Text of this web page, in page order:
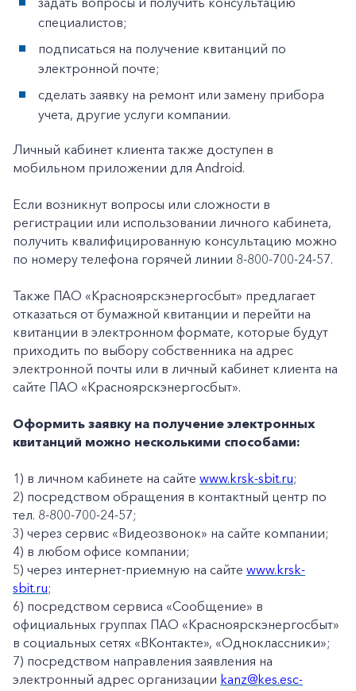
+7-800-700-24-57
Заказать обратный звонок
Частным клиентам
Корпоративным клиентам
специалистов;
подписаться на получение квитанций по
электронной почте;
сделать заявку на ремонт или замену прибора
учета, другие услуги компании.
Личный кабинет клиента также доступен в
мобильном приложении для Android.
Если возникнут вопросы или сложности в
регистрации или использовании личного кабинета,
получить квалифицированную консультацию можно
по номеру телефона горячей линии 8-800-700-24-57.
Также ПАО «Красноярскэнергосбыт» предлагает
отказаться от бумажной квитанции и перейти на
квитанции в электронном формате, которые будут
приходить по выбору собственника на адрес
электронной почты или в личный кабинет клиента на
сайте ПАО «Красноярскэнергосбыт».
Оформить заявку на получение электронных
квитанций можно несколькими способами:
1) в личном кабинете на сайте www.krsk-sbit.ru;
2) посредством обращения в контактный центр по
тел. 8-800-700-24-57;
3) через сервис «Видеозвонок» на сайте компании;
4) в любом офисе компании;
5) через интернет-приемную на сайте www.krsk-
sbit.ru;
6) посредством сервиса «Сообщение» в
официальных группах ПАО «Красноярскэнергосбыт»
в социальных сетях «ВКонтакте», «Одноклассники»;
7) посредством направления заявления на
электронный адрес организации kanz@kes.esc-